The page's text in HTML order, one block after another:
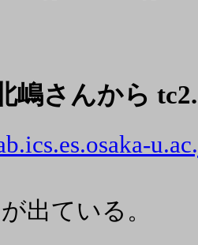
嶋さんから
出ている。